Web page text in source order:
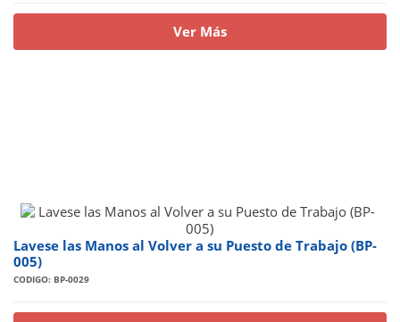
Ver Más
Lavese las Manos al Volver a su Puesto de Trabajo (BP-
005)
CODIGO: BP-0029